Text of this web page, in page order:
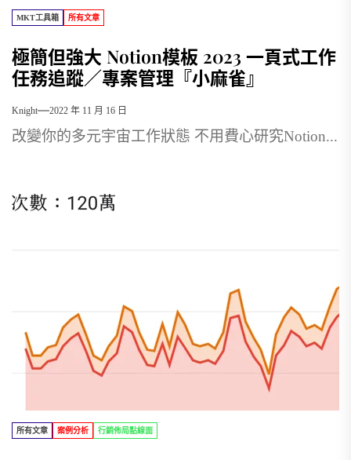
MKT工具箱 所有文章
極簡但強大 Notion模板 2023 一頁式工作
任務追蹤／專案管理『小麻雀』
Knight 2022 年 11 月 16 日
改變你的多元宇宙工作狀態 不用費心研究Notion...
所有文章 案例分析 行銷佈局點線面